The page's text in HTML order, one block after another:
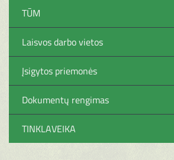
TŪM
Laisvos darbo vietos
Įsigytos priemonės
Dokumentų rengimas
TINKLAVEIKA